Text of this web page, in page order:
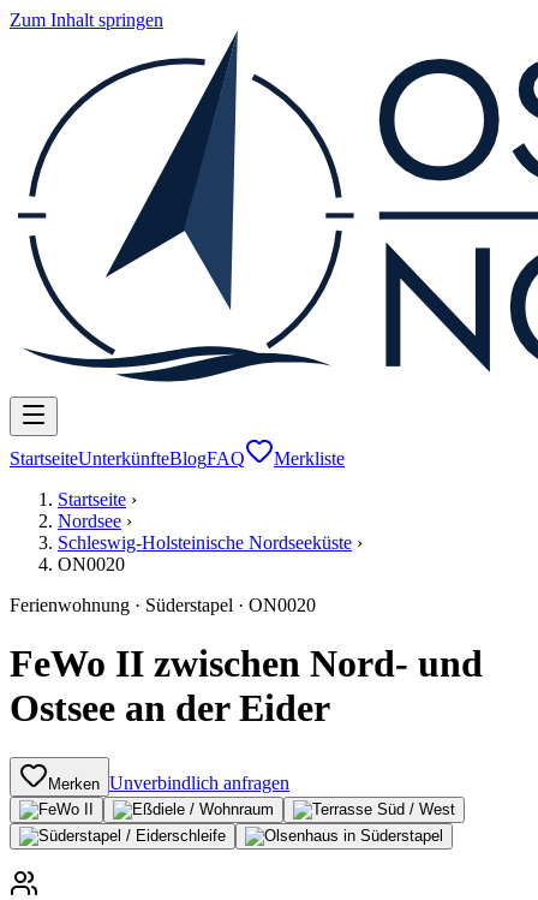
Zum Inhalt springen
StartseiteUnterkünfteBlogFAQ
Merkliste
Startseite ›
Nordsee ›
Schleswig-Holsteinische Nordseeküste ›
ON0020
Ferienwohnung · Süderstapel · ON0020
FeWo II zwischen Nord- und
Ostsee an der Eider
Merken Unverbindlich anfragen